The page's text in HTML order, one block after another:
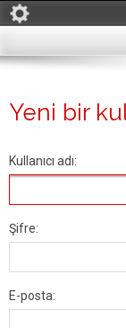
Yeni bir
Kullanıcı adı:
Şifre:
E-posta: